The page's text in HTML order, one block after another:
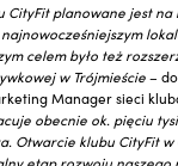
CityFit planowane jest na
najnowocześniejszym
celem było też
w Trójmieście–
Manager sieci
obecnie ok. pięciu
Otwarcie klubu CityFit w